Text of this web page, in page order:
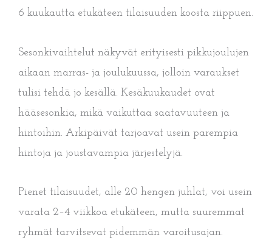
6 kuukautta etukäteen tilaisuuden koosta riippuen.
Sesonkivaihtelut näkyvät erityisesti pikkujoulujen
aikaan marras- ja joulukuussa, jolloin varaukset
tulisi tehdä jo kesällä. Kesäkuukaudet ovat
hääsesonkia, mikä vaikuttaa saatavuuteen ja
hintoihin. Arkipäivät tarjoavat usein parempia
hintoja ja joustavampia järjestelyjä.
Pienet tilaisuudet, alle 20 hengen juhlat, voi usein
varata 2–4 viikkoa etukäteen, mutta suuremmat
ryhmät tarvitsevat pidemmän varoitusajan.